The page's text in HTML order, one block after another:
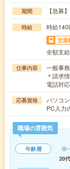
期間 【急募
時給 時給
交通
全額支給
仕事内容
一般事務
＊請求
電話対
応募資格
パソコ
PC入力
職場の雰囲気
年齢層
20代